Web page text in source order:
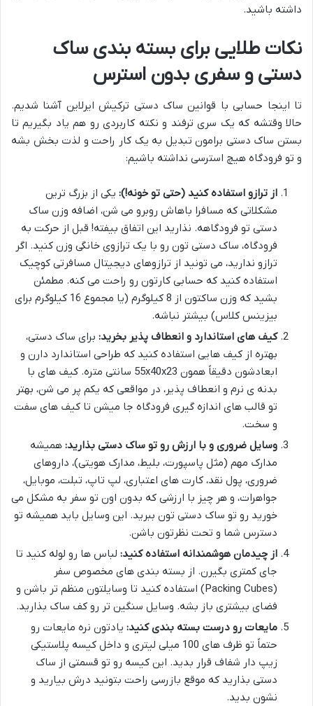
داشته باشید.
نکات طلایی برای بسته بندی ساک
دستی و سفری بدون استرس
تا اینجا حسابی با قوانین ساک دستی ترکیش ایرلاین آشنا شدیم.
حالا وقتشه که یک سری ترفند و نکته کاربردی رو هم یاد بگیریم تا
بستن ساک دستی برامون تبدیل به یک کار راحت و لذت بخش بشه
و تو فرودگاه هیچ استرسی نداشته باشیم:
از ترازو استفاده کنید (حتی تو خونه!): یکی از بزرگ ترین
مشکلاتی که مسافرا باهاش روبرو می شن، اضافه وزن ساک
دستی تو فرودگاهه. نذارید این اتفاق بیفته! قبل از حرکت به
فرودگاه، ساک دستی تون رو با یک ترازوی خانگی وزن کنید. اگر
ترازو ندارید، می تونید از ترازوهای دیجیتال مسافرتی کوچیک
استفاده کنید که حسابی کارتون رو راحت می کنه. مطمئن
بشید که وزن ساکتون از 8 کیلوگرم (یا مجموع 16 کیلوگرم برای
بیزینس کلاس) بیشتر نباشه.
کیف های استاندارد و انعطاف پذیر بخرید: برای ساک دستی،
بهتره از کیف هایی استفاده کنید که طراحی استاندارد دارن و
ابعادشون دقیقاً همون 55x40x23 سانتی متره. کیف های با
بدنه ی نرم و انعطاف پذیر، در مواقعی که یکم پر می شن، بهتر
تو قالب های اندازه گیری فرودگاه جا میشن تا کیف های سفت
و سخت.
وسایل ضروری و با ارزش رو تو ساک دستی بذارید: همیشه
مدارک مهم (مثل پاسپورت، بلیط، مدارک هویتی)، داروهای
ضروری، پول نقد، کارت های اعتباری، لپ تاپ، تبلت، موبایل،
جواهرات، و هر چیز با ارزشی که بدون اون تو سفر به مشکل می
خورید رو تو ساک دستی تون ببرید. این وسایل باید همیشه تو
دسترس شما و تحت نظرتون باشن.
از چیدمان هوشمندانه استفاده کنید: لباس ها رو لوله کنید تا
جای کمتری بگیرن. از بسته بندی های مخصوص سفر
(Packing Cubes) استفاده کنید تا وسایلتون منظم تر باشن و
فضای بیشتری باز بشه. وسایل سنگین تر رو کف ساک بذارید.
مایعات رو درست بسته بندی کنید: یادتون نره مایعات رو
حتماً تو ظرف های 100 میلی لیتری و داخل کیسه پلاستیکی
زیپ دار شفاف قرار بدید. این کیسه رو تو قسمتی از ساک
دستی بذارید که موقع بازرسی راحت بتونید درش بیارید و
نشون بدید.